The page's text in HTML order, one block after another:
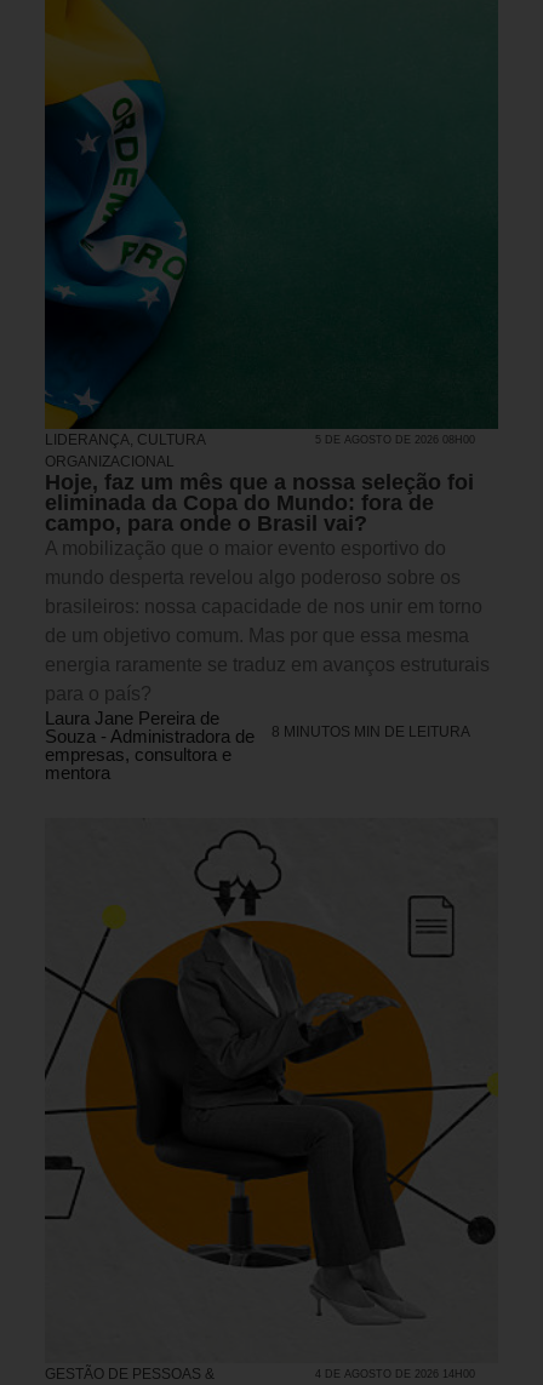
LIDERANÇA CULTURA
ORGANIZACIONAL
5 DE AGOSTO DE 2026 08H00
Hoje, faz um mês que a nossa seleção foi
eliminada da Copa do Mundo: fora de
campo, para onde o Brasil vai?
A mobilização que o maior evento esportivo do
mundo desperta revelou algo poderoso sobre os
brasileiros: nossa capacidade de nos unir em torno
de um objetivo comum. Mas por que essa mesma
energia raramente se traduz em avanços estruturais
para o país?
Laura Jane Pereira de
Souza - Administradora de
empresas, consultora e
mentora
8 MINUTOS MIN DE LEITURA
GESTÃO DE PESSOAS &
4 DE AGOSTO DE 2026 14H00